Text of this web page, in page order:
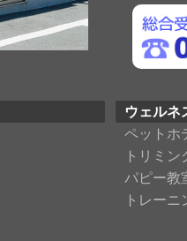
ウェルネ
ペットホ
トリミン
パピー教
トレーニ